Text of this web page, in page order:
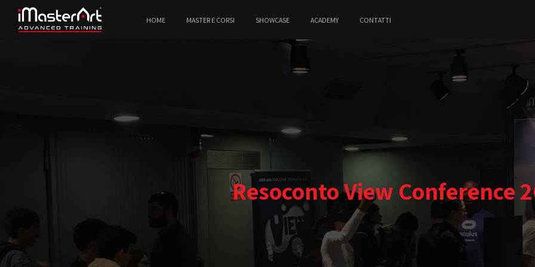
HOME MASTER E CORSI SHOWCASE ACADEMY CONTATTI
Resoconto View Conference